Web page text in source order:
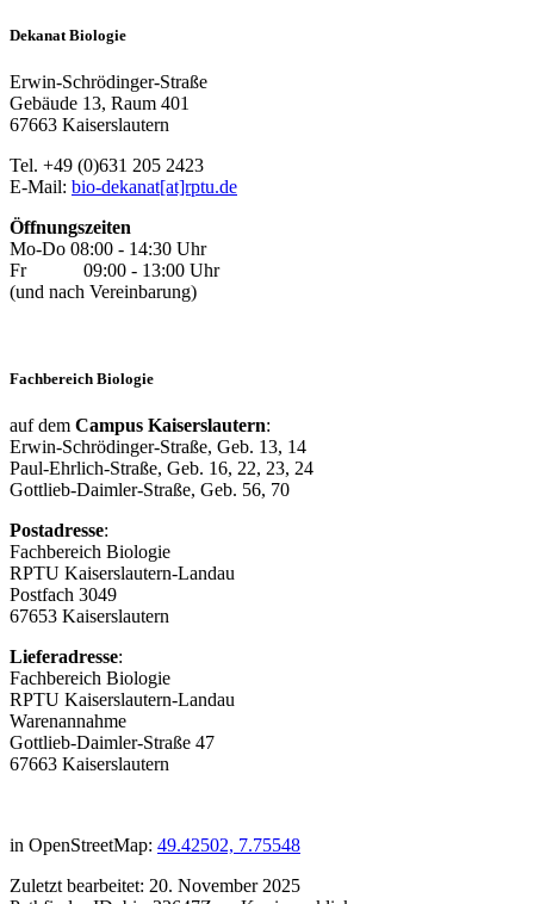
Dekanat Biologie
Erwin-Schrödinger-Straße
Gebäude 13, Raum 401
67663 Kaiserslautern
Tel. +49 (0)631 205 2423
E-Mail: bio-dekanat[at]rptu.de
Öffnungszeiten
Mo-Do 08:00 - 14:30 Uhr
Fr 09:00 - 13:00 Uhr
(und nach Vereinbarung)
Fachbereich Biologie
auf dem Campus Kaiserslautern:
Erwin-Schrödinger-Straße, Geb. 13, 14
Paul-Ehrlich-Straße, Geb. 16, 22, 23, 24
Gottlieb-Daimler-Straße, Geb. 56, 70
Postadresse:
Fachbereich Biologie
RPTU Kaiserslautern-Landau
Postfach 3049
67653 Kaiserslautern
Lieferadresse:
Fachbereich Biologie
RPTU Kaiserslautern-Landau
Warenannahme
Gottlieb-Daimler-Straße 47
67663 Kaiserslautern
in OpenStreetMap: 49.42502, 7.75548
Zuletzt bearbeitet: 20. November 2025